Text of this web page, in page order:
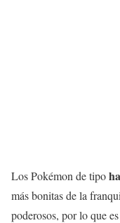
Los Pokémon de tipo
más bonitas de la
poderosos, por lo que